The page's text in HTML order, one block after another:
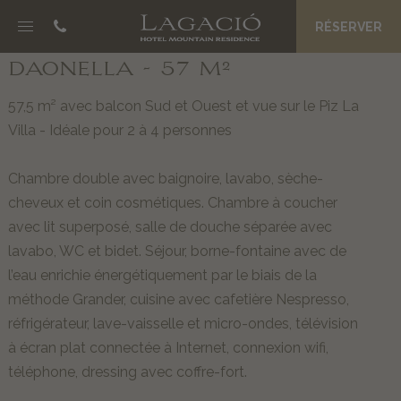
NOSC DA CIASA
Suites respectueuses de
l’environnement
Matins savoureux
Prix et offres
JËNT
Toute une équipe vous accueille
Private Concierge
RÉSERVER
DAONELLA - 57 M²
57,5 m² avec balcon Sud et Ouest et vue sur le Piz La
Villa - Idéale pour 2 à 4 personnes
Chambre double avec baignoire, lavabo, sèche-
cheveux et coin cosmétiques. Chambre à coucher
avec lit superposé, salle de douche séparée avec
lavabo, WC et bidet. Séjour, borne-fontaine avec de
l’eau enrichie énergétiquement par le biais de la
méthode Grander, cuisine avec cafetière Nespresso,
réfrigérateur, lave-vaisselle et micro-ondes, télévision
à écran plat connectée à Internet, connexion wifi,
téléphone, dressing avec coffre-fort.